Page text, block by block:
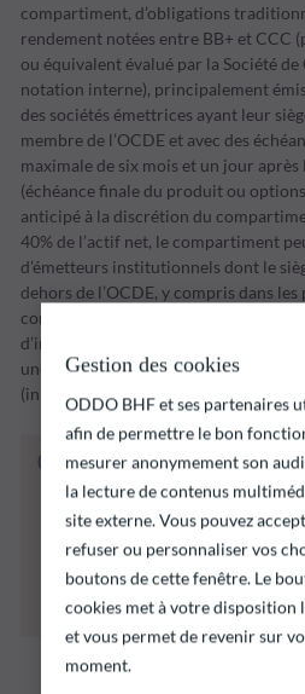
compartiment, d’obligations
rendement notées entre BB+ et CCC
ou équivalent évalué par la Société de
notation interne), principalement
des sociétés émettrices ayant leur
membre de l’OCDE et avec des
maximale de six mois et un jour
(échéance finale du produit ou
anticipé à la discrétion du
40% de l’actif net, le compartiment
d’émetteurs institutionnels dont le
dehors de l’OCDE, y compris dans les
compartiment mettra en œuvre sa
d’investissement sur une période
une date d’échéance fixée par la
(initialement le 31 décembre 2028.
Le fonds ci‑dessous
risque de perte en capital.
Il est rappelé que les
préjugent pas des
sont pas constantes dans le
L’atteinte des objectifs
peut être garantie.
Gestion des cookies
ODDO BHF et ses partenaires
afin de permettre le bon
mesurer anonymement son
la lecture de contenus
site externe. Vous pouvez
refuser ou personnaliser vos
boutons de cette fenêtre. Le
cookies met à votre disposition
et vous permet de revenir sur
moment.